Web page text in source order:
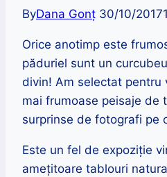
ByDana Gonț 30/10/2017
Orice anotimp este
păduriel sunt un
divin! Am selectat pentru
mai frumoase peisaje de
surprinse de fotografi pe
Este un fel de expoziție
amețitoare tablouri